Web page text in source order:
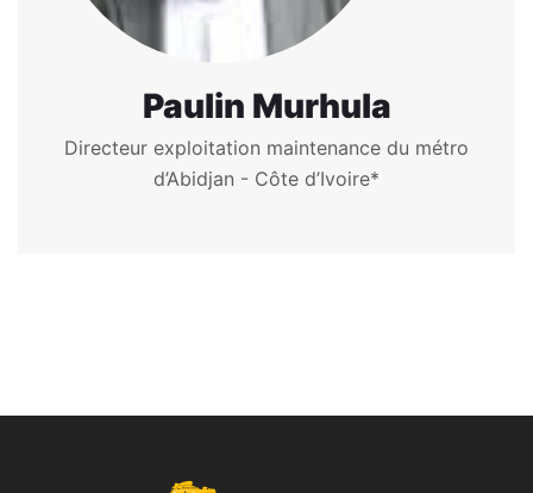
Paulin Murhula
Directeur exploitation maintenance du métro
d’Abidjan - Côte d’Ivoire*